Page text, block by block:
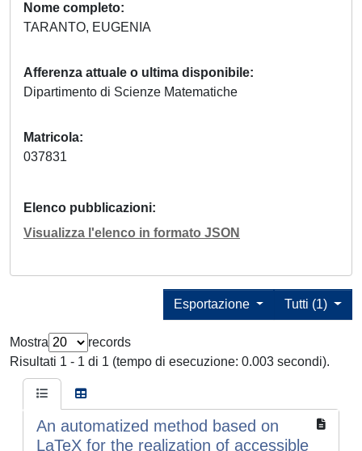
Nome completo
TARANTO, EUGENIA
Afferenza attuale o ultima disponibile
Dipartimento di Scienze Matematiche
Matricola
037831
Elenco pubblicazioni
Visualizza l'elenco in formato JSON
Tutti (1)
Esportazione
Mostra
records
Risultati 1 - 1 di 1 (tempo di esecuzione: 0.003 secondi).
An automatized method based on
LaTeX for the realization of accessible